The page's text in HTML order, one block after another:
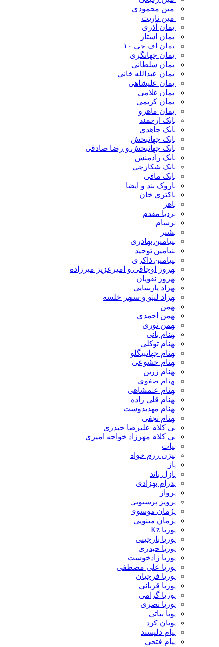
امین محمودی
امین ناریت
ایمان آذری
ایمان استار
ایمان اف جی ۱۰
ایمان جهانگری
ایمان سلطانی
ایمان عبدالله خانی
ایمان علیشاهی
ایمان غلامی
ایمان کریمی
ایمان ماهرو
بابک ارجمند
بابک جاهدی
بابک جهانبخش
بابک جهانبخش و رضا صادقی
بابک رادمنش
بابک شکارچی
بابک مافی
باروک بند و ایضا
باکتری خان
باهر
بردیا مقدم
برسام
بشیر
بنیامین بهادری
بنیامین توحید
بنیامین ذاکری
بهروز اوجاقی و امیرعزیز میرزاده
بهروز نقویان
بهزاد پارسایی
بهزاد لیتو و سپهر خلسه
بهمن
بهمن احمدی
بهمن نوری
بهنام بانی
بهنام توکلی
بهنام جهانبیگلو
بهنام خشوعی
بهنام زرین
بهنام صفوی
بهنام علمشاهی
بهنام قلی زاده
بهنام مهدیدوست
بهنام نجفی
بی کلام علیرضا حیدری
بی کلام مهرزاد خواجه امیری
بیات
بیژن رزم خواه
پازل باند
پدرام بهزادی
پرواز
پرویز پرستویی
پژمان موسوی
پژمان مینویی
پوریا Kz
پوریا بارجینی
پوریا حیدری
پوریا زادخوست
پوریا علی مصطفی
پوریا فرجیان
پوریا قربانی
پوریا گرامی
پوریا نصری
پویا بیاتی
پویان کرد
پیام دلپسند
پیام فتحی